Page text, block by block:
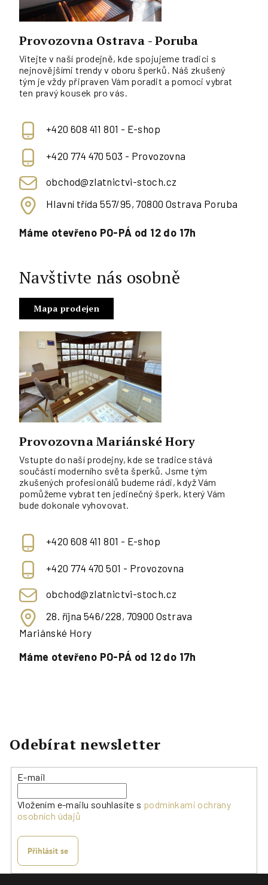
Provozovna Ostrava - Poruba
Vítejte v naší prodejně, kde spojujeme tradici s
nejnovějšími trendy v oboru šperků. Náš zkušený
tým je vždy připraven Vám poradit a pomoci vybrat
ten pravý kousek pro vás.
+420 608 411 801 - E-shop
+420 774 470 503 - Provozovna
obchod@zlatnictvi-stoch.cz
Hlavní třída 557/95, 70800 Ostrava Poruba
Máme otevřeno PO-PÁ od 12 do 17h
Navštivte nás osobně
Mapa prodejen
Provozovna Mariánské Hory
Vstupte do naší prodejny, kde se tradice stává
součástí moderního světa šperků. Jsme tým
zkušených profesionálů budeme rádi, když Vám
pomůžeme vybrat ten jedinečný šperk, který Vám
bude dokonale vyhovovat.
+420 608 411 801 - E-shop
+420 774 470 501 - Provozovna
obchod@zlatnictvi-stoch.cz
28. října 546/228, 70900 Ostrava
Mariánské Hory
Máme otevřeno PO-PÁ od 12 do 17h
Odebírat newsletter
E-mail
Vložením e-mailu souhlasíte s podmínkami ochrany
osobních údajů
Přihlásit se